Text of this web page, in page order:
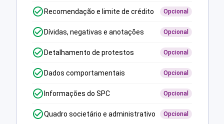
Recomendação e limite de crédito Opcional
Dívidas, negativas e anotações Opcional
Detalhamento de protestos Opcional
Dados comportamentais Opcional
Informações do SPC Opcional
Quadro societário e administrativo Opcional